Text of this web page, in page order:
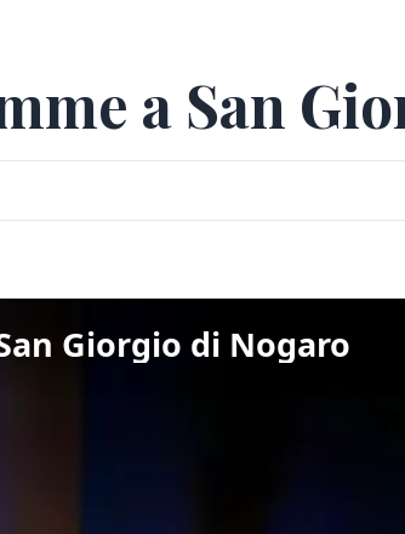
a San
Giorgio di Nogaro